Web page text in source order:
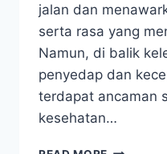
jalan dan
serta rasa yang
Namun, di balik
penyedap dan
terdapat ancaman
kesehatan…
BAHAYA